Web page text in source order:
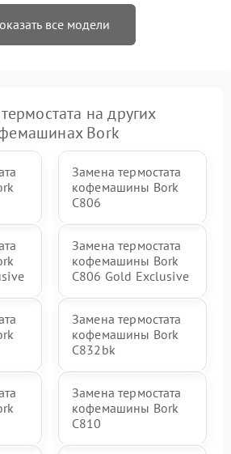
все модели
на других
Bork
Замена термостата
кофемашины Bork
C806
Замена термостата
кофемашины Bork
C806 Gold Exclusive
Замена термостата
кофемашины Bork
C832bk
Замена термостата
кофемашины Bork
C810